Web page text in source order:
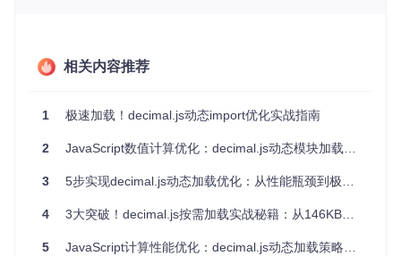
通过对多个实际项目的调研发现，decimal.js的功能使用呈现
模式进一步凸显了全量加载的不合理性。
诊断结论：decimal.js的性能瓶颈主要源于"全量加载"与"按需
和按需加载。
方案设计：如何构建decimal.js的模块化加载系
统？
相关内容推荐
1 极速加载！decimal.js动态import优化实战指南
2 JavaScript数值计算优化：decimal.js动态模块加载实战指南
3 5步实现decimal.js动态加载优化：从性能瓶颈到极速体验
4 3大突破！decimal.js按需加载实战秘籍：从146KB到42KB的性能蜕变
5 JavaScript计算性能优化：decimal.js动态加载策略实践指南